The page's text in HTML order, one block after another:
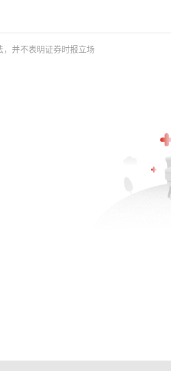
并不表明证券时报立场